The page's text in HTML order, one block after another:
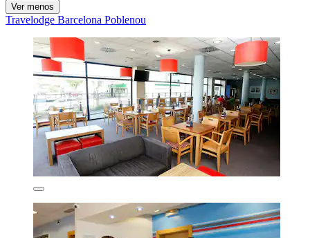
Ver menos
Travelodge Barcelona Poblenou